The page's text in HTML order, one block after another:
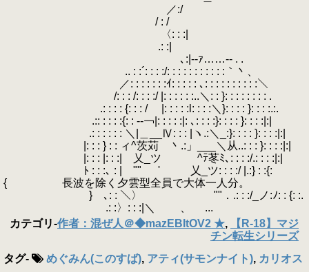
／:/
/ : /
〈: : :|
.: :|
､:|-‐ｧ……‐- . .
.. : :´: : : :/: : : : : : : : : : :｀丶、
／: : : : : : :ｲ: : : : : ､: : : : : : : : : :＼
/: : : /: : : :/ |: : : : : :..＼: : }: : : : : : : : .
.: : : : {: : : / |: : : : :l: : : :＼}: : : : }: : : :.:.
.:: : : : :{: : -‐￢|: : : : :|: ､: : : :}: : : : }: : : :|:|
.: : : : : : ＼|＿__Ⅳ: : : |ヽ.:＼_:}: : : : }: : : :|:|
|: : : } : : ィ^茨苅 丶.:」___＼从..: : : }: : : :|:|
|: : : |: : :| 乂_ツ ^ﾃ苳ﾐ､: : : :/.: : : :|:|
ﾄ : : :､ : | "" ' 乂_ツ: : : :/ |.:} : :{:
{ 長波を除く夕雲型全員で大体一人分。
} ､: : ＼〉 ""．.: : :/_ノ:ﾉ: : {: :.
.: :〉: : :|＼ 、 ...
カテゴリ-作者：混ぜ人＠◆mazEBItOV2 ★,
【R-18】マジ
チン転生シリーズ
タグ- めぐみん(このすば), アティ(サモンナイト), カリオス